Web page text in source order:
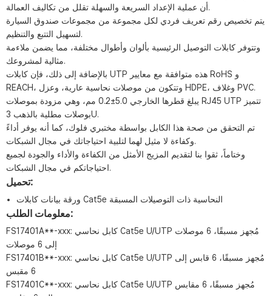
أن عملية الإعداد السريعة والسهلة تقلل من تكاليف العمالة.
يتم تخصيص رقم تعريف فردي لكل مجموعة من مجموعات صندوق السيارة
لتسهيل التتبع والتنظيم.
وتتوفر كابلات التوصيل الرئيسية بألوان وأطوال مختلفة، مما يضمن ملاءمة
مثالية لمشروعك.
بالإضافة إلى ذلك، فإن كابلات UTP هذه متوافقة مع معايير RoHS و
REACH، وتتكون من موصلات نحاسية عارية، وعزل HDPE، وغلاف PVC.
يبلغ قطرها الخارجي 5.0±0.2 مم، وهي مزودة بموصلات RJ45 UTP تتميز
بوصلات مطلية بالذهب 3U.
تم التحقق من صحة هذا الكابل بواسطة مختبري فلوك، كما أنه يوفر أداءً
وكفاءة لا مثيل لهما لتلبية احتياجاتك في مجال الشبكات.
وختاماً، ثقوا بنا لتقديم المزيج الأمثل من الكفاءة والأداء والجودة لجميع
احتياجاتكم في مجال الشبكات.
تحميل:
ورقة بيانات كابلات Cat5e النحاسية ذات التوصيلات المسبقة
معلومات الطلب:
FS17401A**-xxx: كابل نحاسي Cat5e U/UTP مُجهز مسبقًا، 6 موصلات
إلى 6 موصلات
FS17401B**-xxx: كابل نحاسي Cat5e U/UTP مُجهز مسبقًا، 6 قابس إلى
6 مقبس
FS17401C**-xxx: كابل نحاسي Cat5e U/UTP مُجهز مسبقًا، 6 مقابس